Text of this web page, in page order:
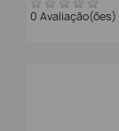
0 Avaliação(ões)